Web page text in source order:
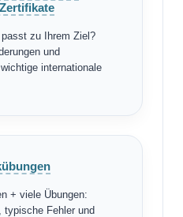
zu Ihrem Ziel?
und
internationale
+ viele Übungen:
typische Fehler und